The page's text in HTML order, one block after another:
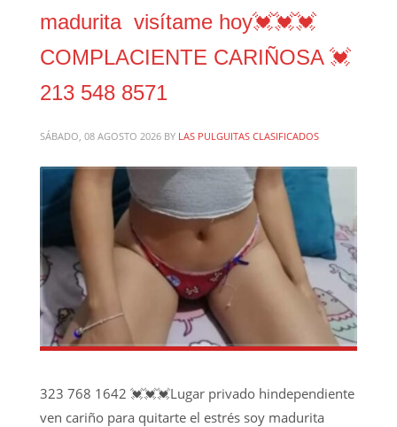
madurita visítame hoy💓💓💓
COMPLACIENTE CARIÑOSA 💓
213 548 8571
SÁBADO, 08 AGOSTO 2026 BY LAS PULGUITAS CLASIFICADOS
323 768 1642 💓💓💓Lugar privado hindependiente
ven cariño para quitarte el estrés soy madurita